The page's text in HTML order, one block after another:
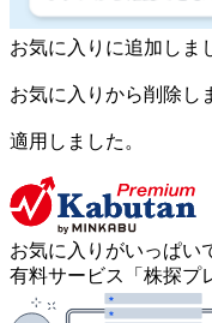
お気に入りに追加しま
お気に入りから削除し
適用しました。
お気に入りがいっぱい
有料サービス「株探プ